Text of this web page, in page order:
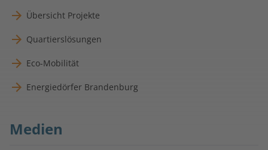
Übersicht Projekte
Quartierslösungen
Eco-Mobilität
Energiedörfer Brandenburg
Medien